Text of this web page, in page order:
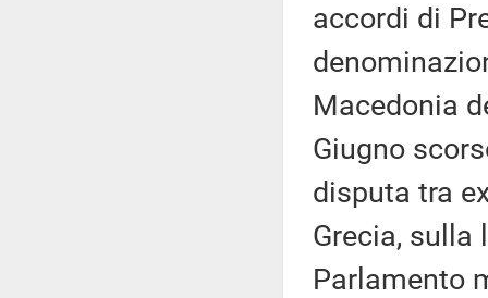
accordi di
Macedonia
Giugno
disputa tra
Grecia,
Parlamento